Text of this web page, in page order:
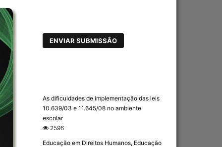
ENVIAR SUBMISSÃO
As dificuldades de implementação das leis
10.639/03 e 11.645/08 no ambiente
escolar
2596
Educação em Direitos Humanos, Educação